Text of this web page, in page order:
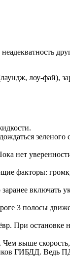
лоу-фай),
зеленого
нет
факторы:
включать
3 полосы
При остановке
выше скорость,
ГИБДД. Ведь